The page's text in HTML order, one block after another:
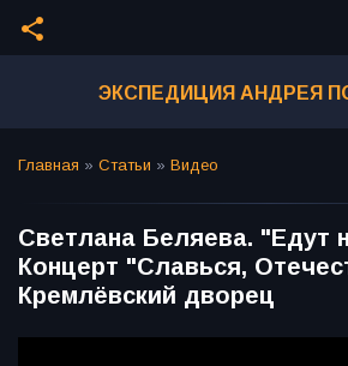
share
ЭКСПЕДИЦИЯ АНДРЕЯ
Главная » Статьи » Видео
Светлана Беляева. "Едут
Концерт "Славься,
Кремлёвский дворец